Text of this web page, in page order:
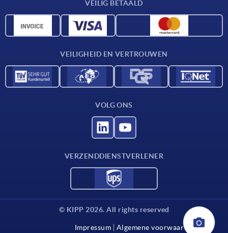
CAD-gegevens
VEILIG BETAALD
VEILIGHEID EN VERTROUWEN
VOLG ONS
VERZENDDIENSTVERLENER
© KIPP 2026. All rights reserved
Impressum Algemene voorwaarden